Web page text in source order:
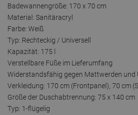
Badewannengröße: 170 x 70 cm
Material: Sanitäracryl
Farbe: Weiß
Typ: Rechteckig / Universell
Kapazität: 175 l
Verstellbare Füße im Lieferumfang
Widerstandsfähig gegen Mattwerden und
Verkleidung: 170 cm (Frontpanel), 70 cm
Größe der Duschabtrennung: 75 x 140 cm
Typ: 1-flügelig